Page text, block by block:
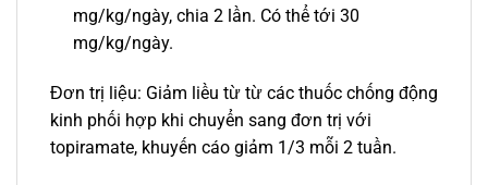
mg/kg/ngày, chia 2 lần. Có thể tới 30
mg/kg/ngày.
Đơn trị liệu: Giảm liều từ từ các thuốc chống động
kinh phối hợp khi chuyển sang đơn trị với
topiramate, khuyến cáo giảm 1/3 mỗi 2 tuần.